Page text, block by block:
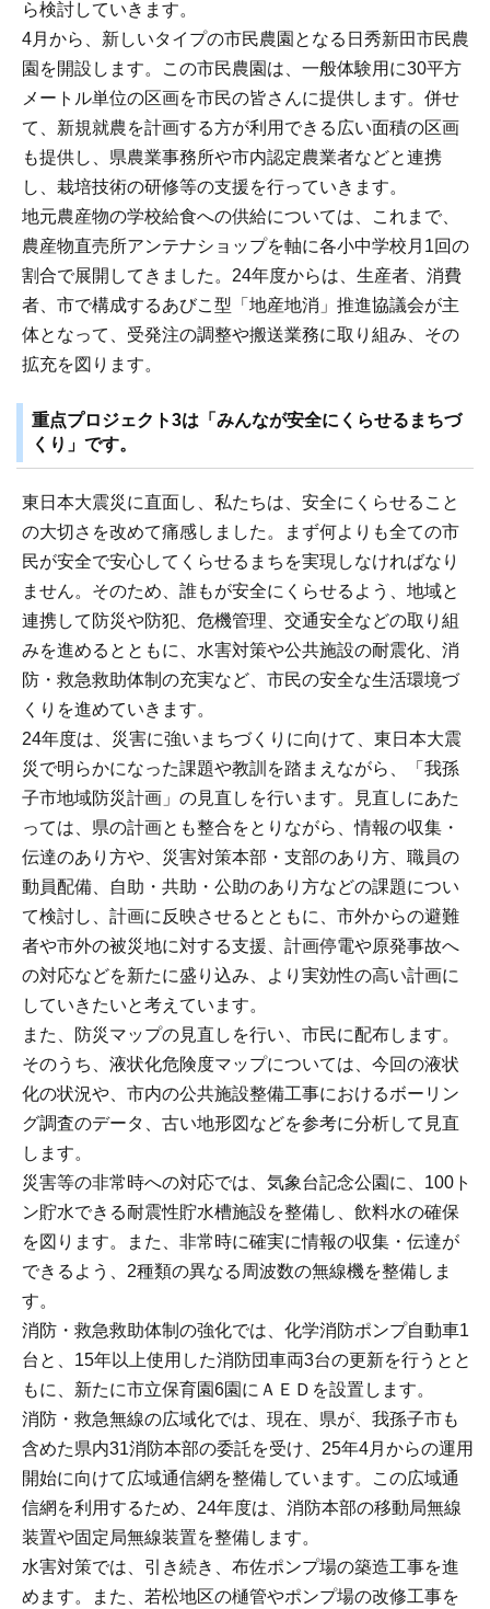
ら検討していきます。
4月から、新しいタイプの市民農園となる日秀新田市民農
園を開設します。この市民農園は、一般体験用に30平方
メートル単位の区画を市民の皆さんに提供します。併せ
て、新規就農を計画する方が利用できる広い面積の区画
も提供し、県農業事務所や市内認定農業者などと連携
し、栽培技術の研修等の支援を行っていきます。
地元農産物の学校給食への供給については、これまで、
農産物直売所アンテナショップを軸に各小中学校月1回の
割合で展開してきました。24年度からは、生産者、消費
者、市で構成するあびこ型「地産地消」推進協議会が主
体となって、受発注の調整や搬送業務に取り組み、その
拡充を図ります。
重点プロジェクト3は「みんなが安全にくらせるまちづ
くり」です。
東日本大震災に直面し、私たちは、安全にくらせること
の大切さを改めて痛感しました。まず何よりも全ての市
民が安全で安心してくらせるまちを実現しなければなり
ません。そのため、誰もが安全にくらせるよう、地域と
連携して防災や防犯、危機管理、交通安全などの取り組
みを進めるとともに、水害対策や公共施設の耐震化、消
防・救急救助体制の充実など、市民の安全な生活環境づ
くりを進めていきます。
24年度は、災害に強いまちづくりに向けて、東日本大震
災で明らかになった課題や教訓を踏まえながら、「我孫
子市地域防災計画」の見直しを行います。見直しにあた
っては、県の計画とも整合をとりながら、情報の収集・
伝達のあり方や、災害対策本部・支部のあり方、職員の
動員配備、自助・共助・公助のあり方などの課題につい
て検討し、計画に反映させるとともに、市外からの避難
者や市外の被災地に対する支援、計画停電や原発事故へ
の対応などを新たに盛り込み、より実効性の高い計画に
していきたいと考えています。
また、防災マップの見直しを行い、市民に配布します。
そのうち、液状化危険度マップについては、今回の液状
化の状況や、市内の公共施設整備工事におけるボーリン
グ調査のデータ、古い地形図などを参考に分析して見直
します。
災害等の非常時への対応では、気象台記念公園に、100ト
ン貯水できる耐震性貯水槽施設を整備し、飲料水の確保
を図ります。また、非常時に確実に情報の収集・伝達が
できるよう、2種類の異なる周波数の無線機を整備しま
す。
消防・救急救助体制の強化では、化学消防ポンプ自動車1
台と、15年以上使用した消防団車両3台の更新を行うとと
もに、新たに市立保育園6園にＡＥＤを設置します。
消防・救急無線の広域化では、現在、県が、我孫子市も
含めた県内31消防本部の委託を受け、25年4月からの運用
開始に向けて広域通信網を整備しています。この広域通
信網を利用するため、24年度は、消防本部の移動局無線
装置や固定局無線装置を整備します。
水害対策では、引き続き、布佐ポンプ場の築造工事を進
めます。また、若松地区の樋管やポンプ場の改修工事を